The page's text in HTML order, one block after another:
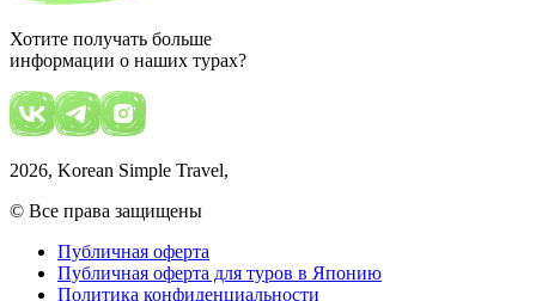
Хотите получать больше
информации о наших турах?
2026, Korean Simple Travel,
© Все права защищены
Публичная оферта
Публичная оферта для туров в Японию
Политика конфиденциальности